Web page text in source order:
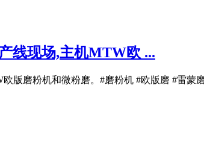
线现场,主机MTW欧 ...
版磨粉机和微粉磨。#磨粉机 #欧版磨 #雷